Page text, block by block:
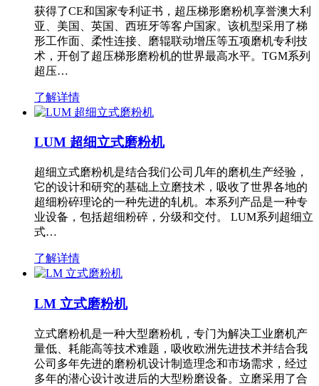
获得了CE和国家专利证书，超压梯形磨粉机享誉澳大利
亚、美国、英国、西班牙等客户国家。该机型采用了梯
形工作面、柔性连接、磨辊联动增压等五项磨机专利技
术，开创了超压梯形磨粉机的世界最高水平。TGM系列
超压…
了解详情
LUM 超细立式磨粉机
超细立式磨粉机是结合我们公司几年的磨机生产经验，
它的设计和研究的基础上立磨技术，吸收了世界各地的
超细粉碎理论的一种先进的轧机。本系列产品是一种专
业设备，包括超细粉碎，分级和交付。 LUM系列超细立
式…
了解详情
LM 立式磨粉机
立式磨粉机是一种大型磨粉机，专门为解决工业磨机产
量低、耗能高等技术难题，吸收欧洲先进技术并结合我
公司多年先进的磨粉机设计制造理念和市场需求，经过
多年的潜心设计改进后的大型粉磨设备。立磨采用了合